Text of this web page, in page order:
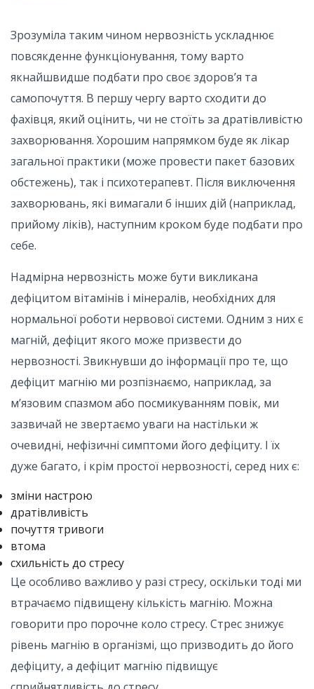
Зрозуміла таким чином нервозність ускладнює
повсякденне функціонування, тому варто
якнайшвидше подбати про своє здоров’я та
самопочуття. В першу чергу варто сходити до
фахівця, який оцінить, чи не стоїть за дратівливістю
захворювання. Хорошим напрямком буде як лікар
загальної практики (може провести пакет базових
обстежень), так і психотерапевт. Після виключення
захворювань, які вимагали б інших дій (наприклад,
прийому ліків), наступним кроком буде подбати про
себе.
Надмірна нервозність може бути викликана
дефіцитом вітамінів і мінералів, необхідних для
нормальної роботи нервової системи. Одним з них є
магній, дефіцит якого може призвести до
нервозності. Звикнувши до інформації про те, що
дефіцит магнію ми розпізнаємо, наприклад, за
м’язовим спазмом або посмикуванням повік, ми
зазвичай не звертаємо уваги на настільки ж
очевидні, нефізичні симптоми його дефіциту. І їх
дуже багато, і крім простої нервозності, серед них є:
зміни настрою
дратівливість
почуття тривоги
втома
схильність до стресу
Це особливо важливо у разі стресу, оскільки тоді ми
втрачаємо підвищену кількість магнію. Можна
говорити про порочне коло стресу. Стрес знижує
рівень магнію в організмі, що призводить до його
дефіциту, а дефіцит магнію підвищує